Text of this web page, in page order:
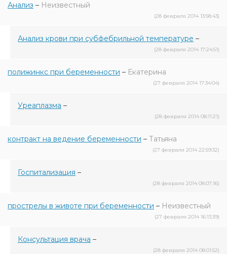
Анализ – Неизвестный
(28 февраля 2014 13:58:43)
Анализ крови при субфебрильной температуре –
(28 февраля 2014 17:24:51)
полижинкс при беременности – Екатерина
(27 февраля 2014 17:34:04)
Уреаплазма –
(28 февраля 2014 08:11:21)
контракт на ведение беременности – Татьяна
(27 февраля 2014 22:59:32)
Госпитализация –
(28 февраля 2014 08:07:16)
прострелы в животе при беременности – Неизвестный
(27 февраля 2014 16:13:39)
Консультация врача –
(28 февраля 2014 08:01:52)